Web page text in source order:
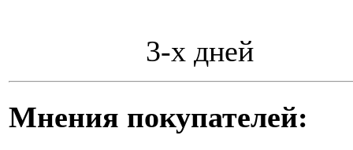
3-х дней
Мнения покупателей: